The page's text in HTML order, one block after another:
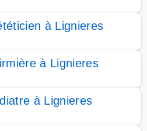
à Lignieres
à Lignieres
à Lignieres